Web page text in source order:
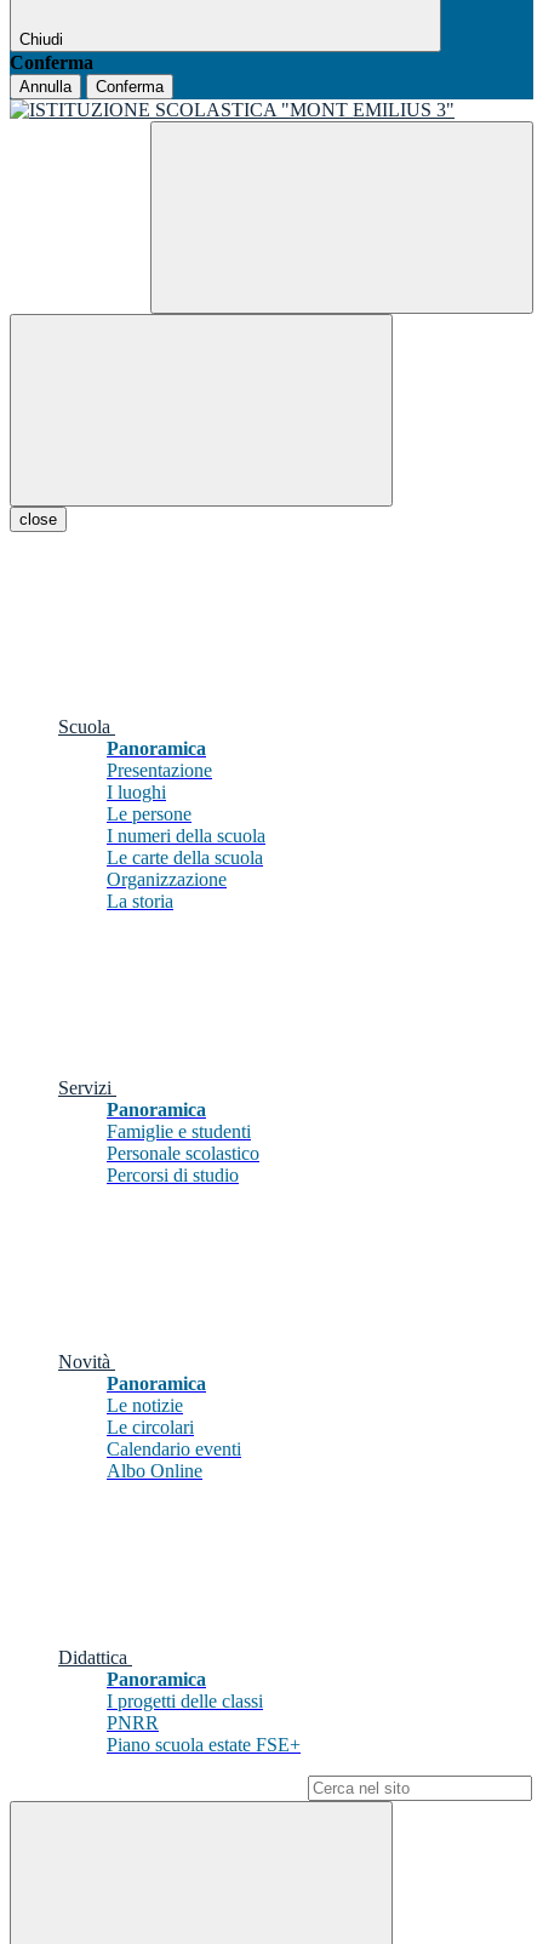
Chiudi
Conferma
Annulla Conferma
close
Scuola
Panoramica
Presentazione
I luoghi
Le persone
I numeri della scuola
Le carte della scuola
Organizzazione
La storia
Servizi
Panoramica
Famiglie e studenti
Personale scolastico
Percorsi di studio
Novità
Panoramica
Le notizie
Le circolari
Calendario eventi
Albo Online
Didattica
Panoramica
I progetti delle classi
PNRR
Piano scuola estate FSE+